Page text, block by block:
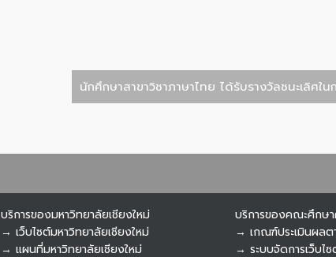
นักศึกษาสาขาวิชาภาษาไทย ได้รับรางวัลชนะเลิศใน
บริการของมหาวิทยาลัยเชียงใหม่
→ เว็บไซต์มหาวิทยาลัยเชียงใหม่
→ แผนที่มหาวิทยาลัยเชียงใหม่
บริการของคณะศึกษ
→ เกณฑ์ประเมินผลต
→ ระบบจัดการเว็บไ